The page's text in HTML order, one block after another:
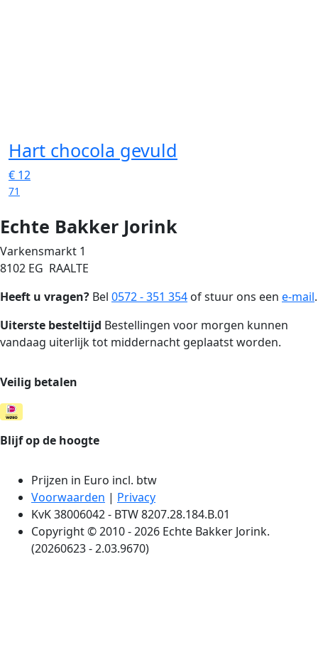
Hart chocola gevuld
€ 12
71
Echte Bakker Jorink
Varkensmarkt 1
8102 EG RAALTE
Heeft u vragen? Bel 0572 - 351 354 of stuur ons een e-mail.
Uiterste besteltijd Bestellingen voor morgen kunnen
vandaag uiterlijk tot middernacht geplaatst worden.
Veilig betalen
Blijf op de hoogte
Prijzen in Euro incl. btw
Voorwaarden | Privacy
KvK 38006042 - BTW 8207.28.184.B.01
Copyright © 2010 - 2026 Echte Bakker Jorink.
(20260623 - 2.03.9670)